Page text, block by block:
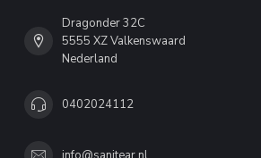
Dragonder 32C
5555 XZ Valkenswaard
Nederland
0402024112